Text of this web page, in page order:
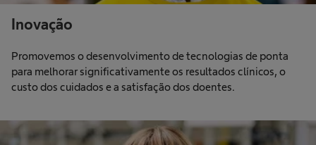
Inovação
Promovemos o desenvolvimento de tecnologias de ponta
para melhorar significativamente os resultados clínicos, o
custo dos cuidados e a satisfação dos doentes.